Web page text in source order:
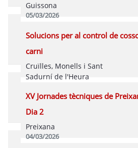
Guissona
05/03/2026
Programa
Solucions per al control de
carni
Cruïlles, Monells i Sant
Sadurní de l'Heura
Programa
XV Jornades tècniques de
Dia 2
Preixana
04/03/2026